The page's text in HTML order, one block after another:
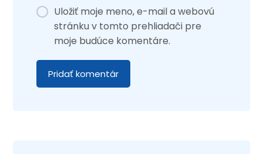
Uložiť moje meno, e-mail a webovú
stránku v tomto prehliadači pre
moje budúce komentáre.
Pridať komentár